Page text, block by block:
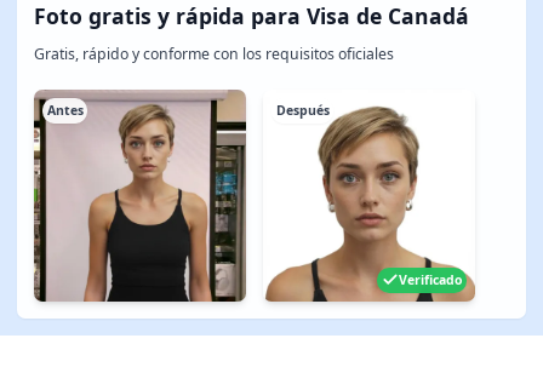
Foto gratis y rápida para Visa de Canadá
Gratis, rápido y conforme con los requisitos oficiales
Antes Después
Verificado